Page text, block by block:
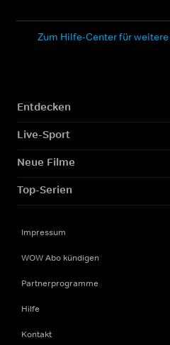
Zum Hilfe-Center für
Entdecken
Live-Sport
Neue Filme
Top-Serien
Impressum
WOW Abo kündigen
Partnerprogramme
Hilfe
Kontakt